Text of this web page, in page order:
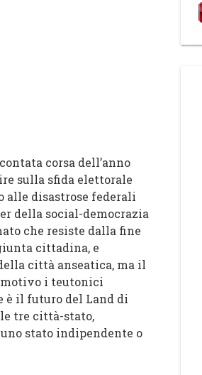
corsa dell’anno
sulla sfida elettorale
alle disastrose federali
della social-democrazia
che resiste dalla fine
cittadina, e
città anseatica, ma il
motivo i teutonici
è il futuro del Land di
tre città-stato,
stato indipendente o